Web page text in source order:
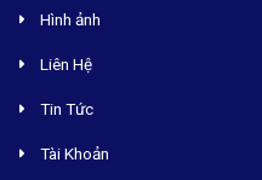
Hình ảnh
Liên Hệ
Tin Tức
Tài Khoản